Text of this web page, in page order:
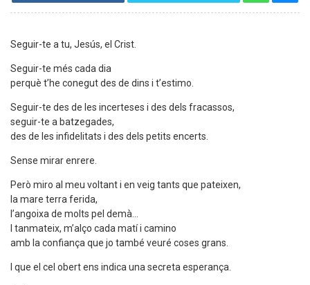
Seguir-te a tu, Jesús, el Crist.
Seguir-te més cada dia
perquè t’he conegut des de dins i t’estimo.
Seguir-te des de les incerteses i des dels fracassos,
seguir-te a batzegades,
des de les infidelitats i des dels petits encerts.
Sense mirar enrere.
Però miro al meu voltant i en veig tants que pateixen,
la mare terra ferida,
l’angoixa de molts pel demà...
I tanmateix, m’alço cada matí i camino
amb la confiança que jo també veuré coses grans.
I que el cel obert ens indica una secreta esperança.